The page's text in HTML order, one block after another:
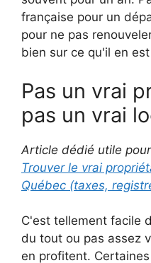
française pour un
pour ne pas
bien sur ce qu'il en
Pas un vrai
pas un vrai
Article dédié utile
Trouver le vrai
Québec (taxes,
C'est tellement facile
du tout ou pas assez
en profitent.